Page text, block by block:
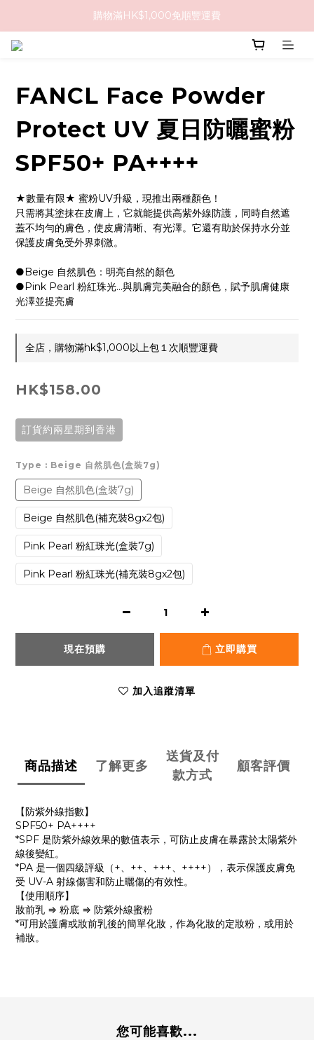
購物滿HK$1,000免順豐運費
購物滿HK$1,000免順豐運費
FANCL Face Powder
Protect UV 夏日防曬蜜粉
SPF50+ PA++++
★數量有限★ 蜜粉UV升級，現推出兩種顏色！
只需將其塗抹在皮膚上，它就能提供高紫外線防護，同時自然遮
蓋不均勻的膚色，使皮膚清晰、有光澤。它還有助於保持水分並
保護皮膚免受外界刺激。
●Beige 自然肌色：明亮自然的顏色
●Pink Pearl 粉紅珠光...與肌膚完美融合的顏色，賦予肌膚健康
光澤並提亮膚
全店，購物滿hk$1,000以上包１次順豐運費
HK$158.00
訂貨約兩星期到香港
Type : Beige 自然肌色(盒裝7g)
Beige 自然肌色(盒裝7g)
Beige 自然肌色(補充裝8gx2包)
Pink Pearl 粉紅珠光(盒裝7g)
Pink Pearl 粉紅珠光(補充裝8gx2包)
現在預購 立即購買
加入追蹤清單
商品描述 了解更多
送貨及付
款方式
顧客評價
【防紫外線指數】
SPF50+ PA++++
*SPF 是防紫外線效果的數值表示，可防止皮膚在暴露於太陽紫外
線後變紅。
*PA 是一個四級評級（+、++、+++、++++），表示保護皮膚免
受 UV-A 射線傷害和防止曬傷的有效性。
【使用順序】
妝前乳 ⇒ 粉底 ⇒ 防紫外線蜜粉
*可用於護膚或妝前乳後的簡單化妝，作為化妝的定妝粉，或用於
補妝。
您可能喜歡...